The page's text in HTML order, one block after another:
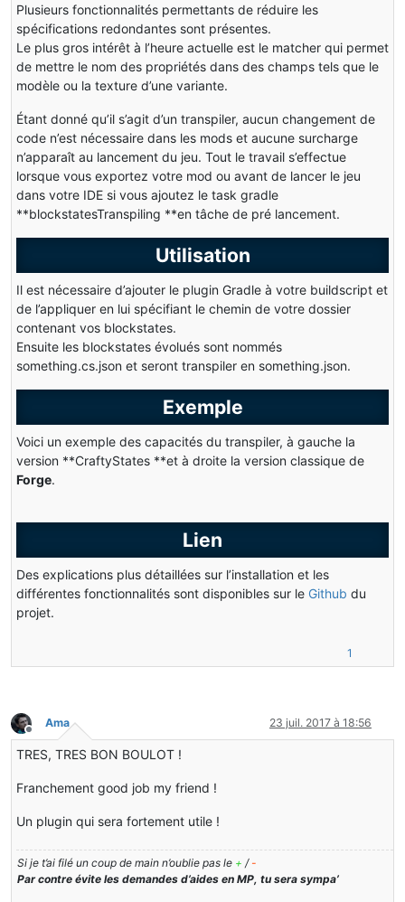
Plusieurs fonctionnalités permettants de réduire les
spécifications redondantes sont présentes.
Le plus gros intérêt à l’heure actuelle est le matcher qui permet
de mettre le nom des propriétés dans des champs tels que le
modèle ou la texture d’une variante.
Étant donné qu’il s’agit d’un transpiler, aucun changement de
code n’est nécessaire dans les mods et aucune surcharge
n’apparaît au lancement du jeu. Tout le travail s’effectue
lorsque vous exportez votre mod ou avant de lancer le jeu
dans votre IDE si vous ajoutez le task gradle
**blockstatesTranspiling **en tâche de pré lancement.
Utilisation
Il est nécessaire d’ajouter le plugin Gradle à votre buildscript et
de l’appliquer en lui spécifiant le chemin de votre dossier
contenant vos blockstates.
Ensuite les blockstates évolués sont nommés
something.cs.json et seront transpiler en something.json.
Exemple
Voici un exemple des capacités du transpiler, à gauche la
version **CraftyStates **et à droite la version classique de
Forge.
Lien
Des explications plus détaillées sur l’installation et les
différentes fonctionnalités sont disponibles sur le Github du
projet.
1
Hors-ligne
Ama 23 juil. 2017 à 18:56
TRES, TRES BON BOULOT !
Franchement good job my friend !
Un plugin qui sera fortement utile !
Si je t’ai filé un coup de main n’oublie pas le + / -
Par contre évite les demandes d’aides en MP, tu sera sympa’